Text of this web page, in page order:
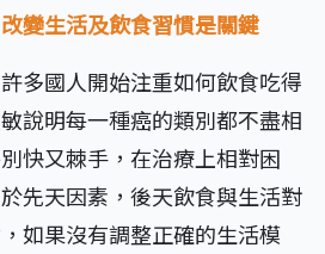
變生活及飲食習慣是關鍵
多國人開始注重如何飲食吃得
說明每一種癌的類別都不盡相
快又棘手，在治療上相對困
先天因素，後天飲食與生活對
如果沒有調整正確的生活模